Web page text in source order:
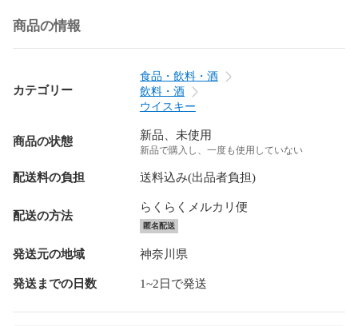
商品の情報
カテゴリー
食品・飲料・酒
飲料・酒
ウイスキー
商品の状態 新品、未使用
新品で購入し、一度も使用していない
配送料の負担 送料込み(出品者負担)
配送の方法
らくらくメルカリ便
匿名配送
発送元の地域 神奈川県
発送までの日数 1~2日で発送